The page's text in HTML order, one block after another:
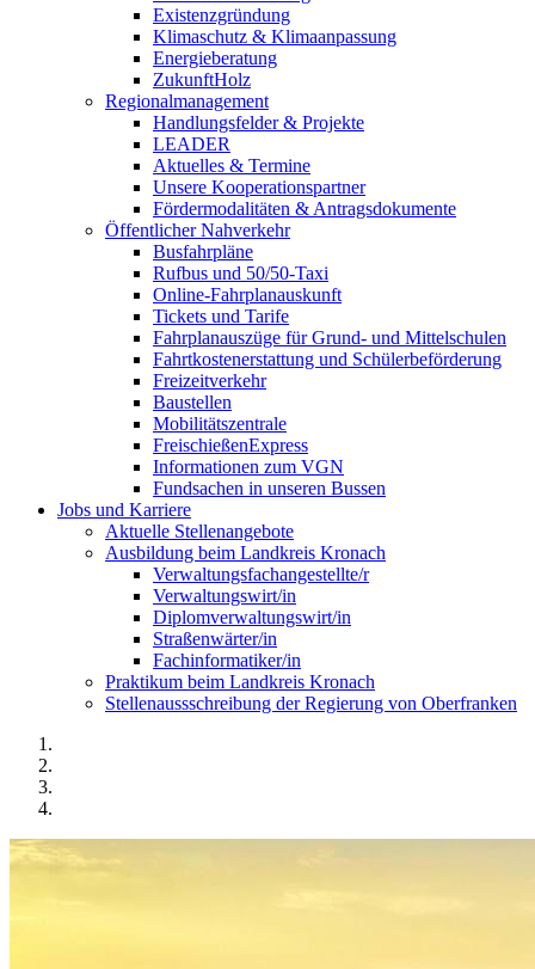
Existenzgründung
Klimaschutz & Klimaanpassung
Energieberatung
ZukunftHolz
Regionalmanagement
Handlungsfelder & Projekte
LEADER
Aktuelles & Termine
Unsere Kooperationspartner
Fördermodalitäten & Antragsdokumente
Öffentlicher Nahverkehr
Busfahrpläne
Rufbus und 50/50-Taxi
Online-Fahrplanauskunft
Tickets und Tarife
Fahrplanauszüge für Grund- und Mittelschulen
Fahrtkostenerstattung und Schülerbeförderung
Freizeitverkehr
Baustellen
Mobilitätszentrale
FreischießenExpress
Informationen zum VGN
Fundsachen in unseren Bussen
Jobs und Karriere
Aktuelle Stellenangebote
Ausbildung beim Landkreis Kronach
Verwaltungsfachangestellte/r
Verwaltungswirt/in
Diplomverwaltungswirt/in
Straßenwärter/in
Fachinformatiker/in
Praktikum beim Landkreis Kronach
Stellenaussschreibung der Regierung von Oberfranken